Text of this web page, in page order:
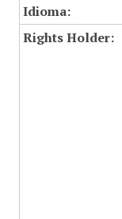
Idioma:
Rights Holder: